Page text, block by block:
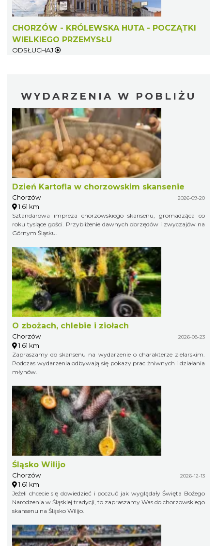
CHORZÓW - KRÓLEWSKA HUTA - POCZĄTKI
WIELKIEGO PRZEMYSŁU
ODSŁUCHAJ
WYDARZENIA W POBLIŻU
Dzień Kartofla w chorzowskim skansenie
Chorzów 2026-09-20
1.61 km
Sztandarowa impreza chorzowskiego skansenu, gromadząca co
roku tysiące gości. Przybliżenie dawnych obrzędów i zwyczajów na
Górnym Śląsku.
O zbożach, chlebie i ziołach
Chorzów 2026-08-23
1.61 km
Zapraszamy do skansenu na wydarzenie o charakterze zielarskim.
Podczas wydarzenia odbywają się pokazy prac żniwnych i działania
młynów.
Śląsko Wilijo
Chorzów 2026-12-13
1.61 km
Jeżeli chcecie się dowiedzieć i poczuć jak wyglądały Święta Bożego
Narodzenia w Śląskiej tradycji, to zapraszamy Was do chorzowskiego
skansenu na Śląsko Wilijo.